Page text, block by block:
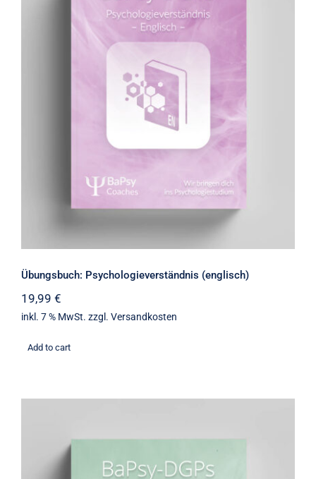
Übungsbuch: Psychologieverständnis
(englisch)
Übungsbuch: Psychologieverständnis (englisch)
19,99 €
inkl. 7 % MwSt. zzgl. Versandkosten
Add to cart